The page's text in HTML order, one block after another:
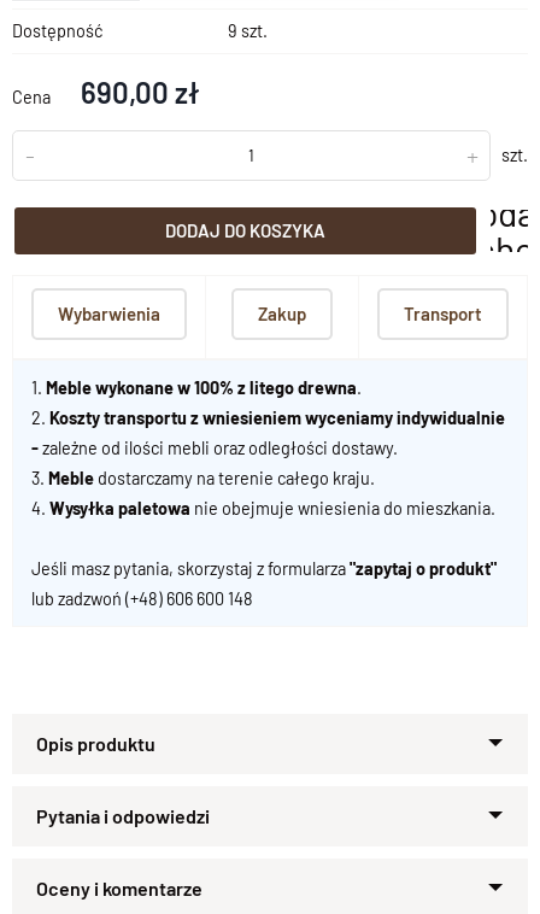
Dostępność 9 szt.
Cena 690,00 zł
- + szt.
DODAJ DO KOSZYKA
Wybarwienia Zakup Transport
1. Meble wykonane w 100% z litego drewna.
2. Koszty transportu z wniesieniem wyceniamy indywidualnie
-zależne od ilości mebli oraz odległości dostawy.
3. Meble dostarczamy na terenie całego kraju.
4. Wysyłka paletowa nie obejmuje wniesienia do mieszkania.
Jeśli masz pytania, skorzystaj z formularza"zapytaj o produkt"
lub zadzwoń (+48) 606 600 148
Nowoczesne krzesło z
naturalnego drewna – styl i
solidność na lata
Zapytaj o produkt